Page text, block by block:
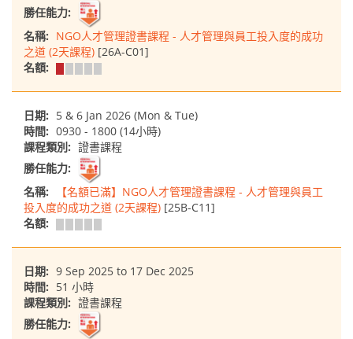
勝任能力:
名稱: NGO人才管理證書課程 - 人才管理與員工投入度的成功
之道 (2天課程) [26A-C01]
名額:
日期: 5 & 6 Jan 2026 (Mon & Tue)
時間: 0930 - 1800 (14小時)
課程類別: 證書課程
勝任能力:
名稱:
【名額已滿】NGO人才管理證書課程 - 人才管理與員工
投入度的成功之道 (2天課程) [25B-C11]
名額:
日期: 9 Sep 2025 to 17 Dec 2025
時間: 51 小時
課程類別: 證書課程
勝任能力: